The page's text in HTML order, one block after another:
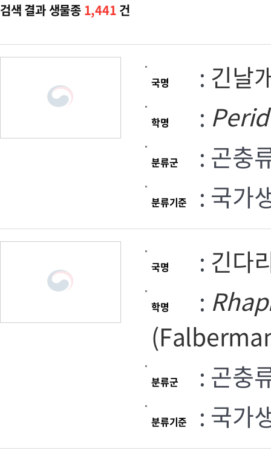
검색 결과 생물종 1,441 건
국명 : 긴날
학명 :
분류군 : 곤충
분류기준 : 국가
국명 : 긴다
학명 :
분류군 : 곤충
분류기준 : 국가